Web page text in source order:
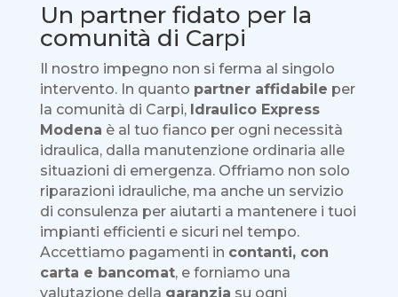
Un partner fidato per la
comunità di Carpi
Il nostro impegno non si ferma al singolo
intervento. In quanto partner affidabile per
la comunità di Carpi, Idraulico Express
Modena è al tuo fianco per ogni necessità
idraulica, dalla manutenzione ordinaria alle
situazioni di emergenza. Offriamo non solo
riparazioni idrauliche, ma anche un servizio
di consulenza per aiutarti a mantenere i tuoi
impianti efficienti e sicuri nel tempo.
Accettiamo pagamenti in contanti, con
carta e bancomat, e forniamo una
valutazione della garanzia su ogni